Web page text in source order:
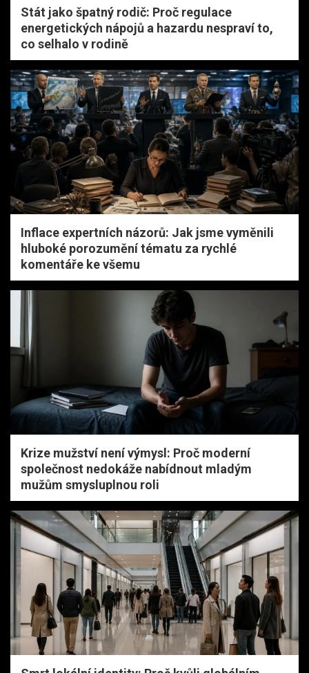
Stát jako špatný rodič: Proč regulace
energetických nápojů a hazardu nespraví to,
co selhalo v rodině
Inflace expertních názorů: Jak jsme vyměnili
hluboké porozumění tématu za rychlé
komentáře ke všemu
Krize mužství není výmysl: Proč moderní
společnost nedokáže nabídnout mladým
mužům smysluplnou roli